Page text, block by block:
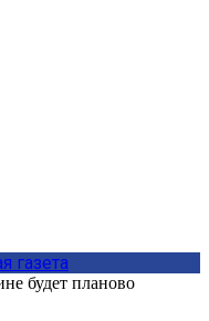
газета
будет планово